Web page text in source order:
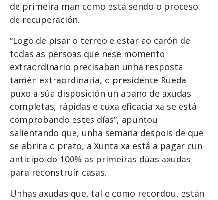
de primeira man como está sendo o proceso
de recuperación.
“Logo de pisar o terreo e estar ao carón de
todas as persoas que nese momento
extraordinario precisaban unha resposta
tamén extraordinaria, o presidente Rueda
puxo á súa disposición un abano de axudas
completas, rápidas e cuxa eficacia xa se está
comprobando estes días”, apuntou
salientando que, unha semana despois de que
se abrira o prazo, a Xunta xa está a pagar cun
anticipo do 100% as primeiras dúas axudas
para reconstruír casas.
Unhas axudas que, tal e como recordou, están